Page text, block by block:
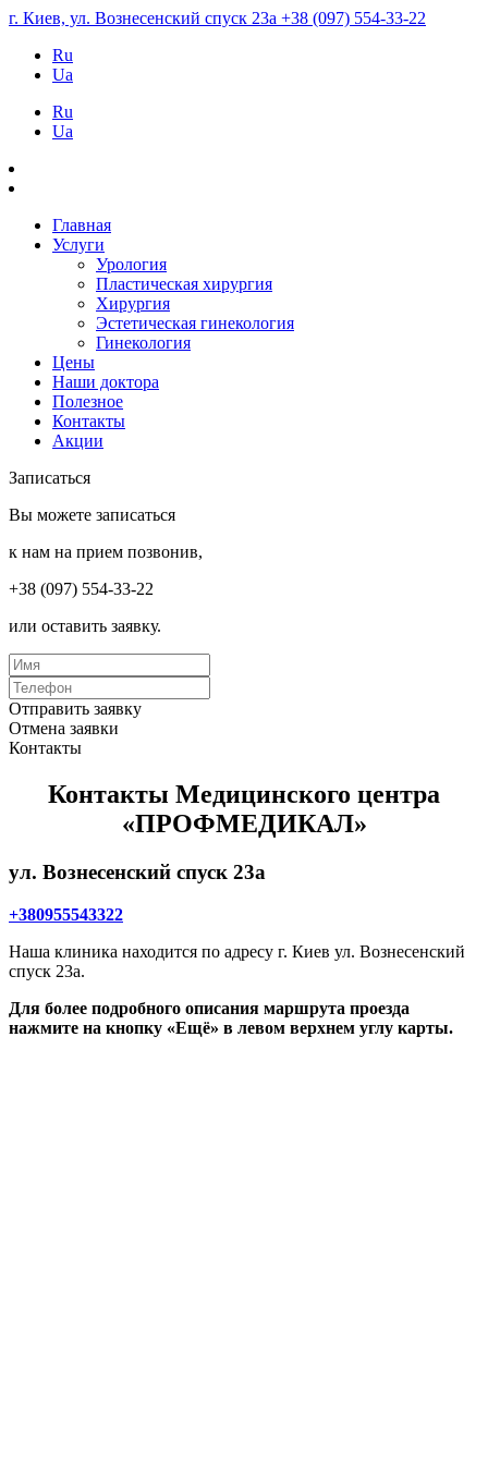
г. Киев, ул. Вознесенский спуск 23а +38 (097) 554-33-22
Ru
Ua
Ru
Ua
Главная
Услуги
Урология
Пластическая хирургия
Хирургия
Эстетическая гинекология
Гинекология
Цены
Наши доктора
Полезное
Контакты
Акции
Записаться
Вы можете записаться
к нам на прием позвонив,
+38 (097) 554-33-22
или оставить заявку.
Отправить заявку
Отмена заявки
Контакты
Контакты Медицинского центра
«ПРОФМЕДИКАЛ»
ул. Вознесенский спуск 23а
+380955543322
Наша клиника находится по адресу г. Киев ул. Вознесенский
спуск 23а.
Для более подробного описания маршрута проезда
нажмите на кнопку «Ещё» в левом верхнем углу карты.